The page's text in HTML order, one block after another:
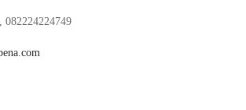
082224224749